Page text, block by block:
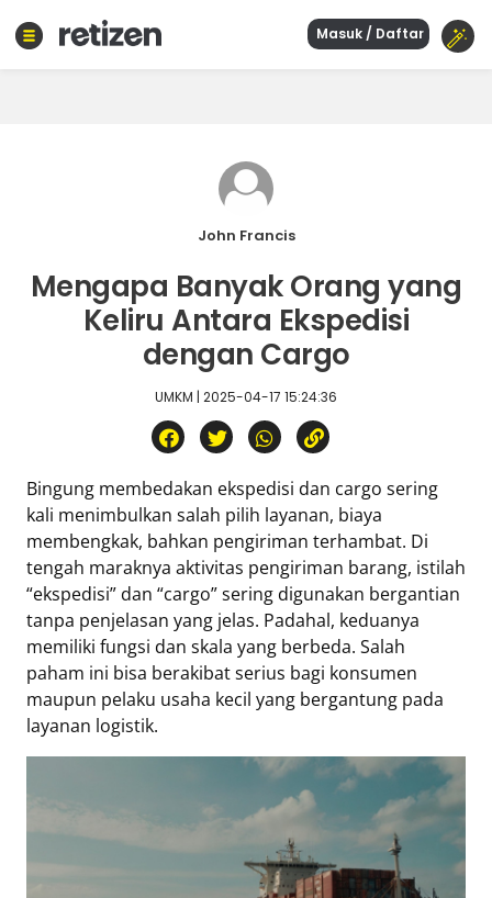
Masuk / Daftar
John Francis
Mengapa Banyak Orang yang
Keliru Antara Ekspedisi
dengan Cargo
UMKM | 2025-04-17 15:24:36
Bingung membedakan ekspedisi dan cargo sering
kali menimbulkan salah pilih layanan, biaya
membengkak, bahkan pengiriman terhambat. Di
tengah maraknya aktivitas pengiriman barang, istilah
“ekspedisi” dan “cargo” sering digunakan bergantian
tanpa penjelasan yang jelas. Padahal, keduanya
memiliki fungsi dan skala yang berbeda. Salah
paham ini bisa berakibat serius bagi konsumen
maupun pelaku usaha kecil yang bergantung pada
layanan logistik.
Sejarah
Wisata
Eduaksi
Info
Terkini
Network
Republika
ihram.republika.co.id
rejabar.republika.co.id
repjogja.republika.co.id
Republika